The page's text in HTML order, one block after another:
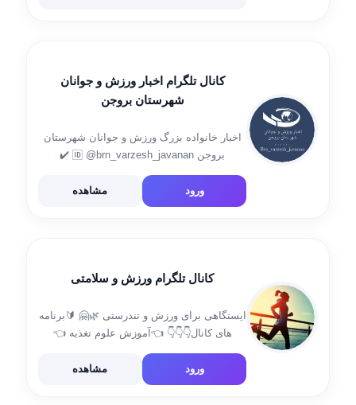
کانال تلگرام اخبار ورزش و جوانان
شهرستان بروجن
اخبار خانواده بزرگ ورزش و جوانان شهرستان
بروجن 🆔️ @brn_varzesh_javanan ✔️
Instagram.com/brn_varzesh_javanan ✔️ ایتا👇
ورود مشاهده
کانال تلگرام ورزش و سلامتی
ایستگاهی برای ورزش و تندرستی 🌿🤗 🔰برنامه
های کانال👇👇👇 👈آموزش علوم تغذیه 👈
مشکلات بدن 👈راهکارهای تغذیه ی سالم برای
ورود مشاهده